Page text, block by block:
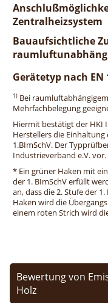
Zentralheizsystem
Bauaufsichtliche
Gerätetyp nach EN
1) Bei
Mehrfachbelegung
Hiermit bestätigt der HKI
Herstellers die
1.BImSchV. Der
Industrieverband e.V. vor.
* Ein grüner Haken mit
der 1. BImSchV erfüllt
an, dass die 2. Stufe der
Haken wird die
einem roten Strich wird
Bewertung von
Holz